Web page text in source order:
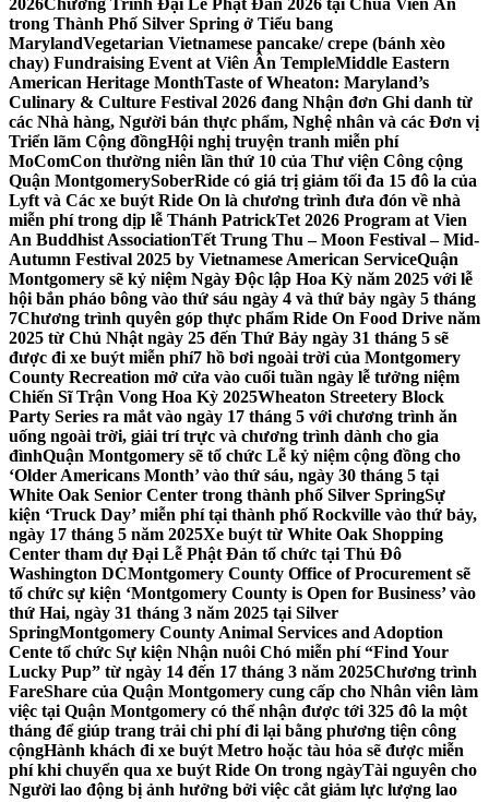
2026Chương Trình Đại Lễ Phật Đản 2026 tại Chùa Viên Ân
trong Thành Phố Silver Spring ở Tiểu bang
MarylandVegetarian Vietnamese pancake/ crepe (bánh xèo
chay) Fundraising Event at Viên Ân TempleMiddle Eastern
American Heritage MonthTaste of Wheaton: Maryland’s
Culinary & Culture Festival 2026 đang Nhận đơn Ghi danh từ
các Nhà hàng, Người bán thực phẩm, Nghệ nhân và các Đơn vị
Triển lãm Cộng đồngHội nghị truyện tranh miễn phí
MoComCon thường niên lần thứ 10 của Thư viện Công cộng
Quận MontgomerySoberRide có giá trị giảm tối đa 15 đô la của
Lyft và Các xe buýt Ride On là chương trình đưa đón về nhà
miễn phí trong dịp lễ Thánh PatrickTet 2026 Program at Vien
An Buddhist AssociationTết Trung Thu – Moon Festival – Mid-
Autumn Festival 2025 by Vietnamese American ServiceQuận
Montgomery sẽ kỷ niệm Ngày Độc lập Hoa Kỳ năm 2025 với lễ
hội bắn pháo bông vào thứ sáu ngày 4 và thứ bảy ngày 5 tháng
7Chương trình quyên góp thực phẩm Ride On Food Drive năm
2025 từ Chủ Nhật ngày 25 đến Thứ Bảy ngày 31 tháng 5 sẽ
được đi xe buýt miễn phí7 hồ bơi ngoài trời của Montgomery
County Recreation mở cửa vào cuối tuần ngày lễ tưởng niệm
Chiến Sĩ Trận Vong Hoa Kỳ 2025Wheaton Streetery Block
Party Series ra mắt vào ngày 17 tháng 5 với chương trình ăn
uống ngoài trời, giải trí trực và chương trình dành cho gia
đìnhQuận Montgomery sẽ tổ chức Lễ kỷ niệm cộng đồng cho
‘Older Americans Month’ vào thứ sáu, ngày 30 tháng 5 tại
White Oak Senior Center trong thành phố Silver SpringSự
kiện ‘Truck Day’ miễn phí tại thành phố Rockville vào thứ bảy,
ngày 17 tháng 5 năm 2025Xe buýt từ White Oak Shopping
Center tham dự Đại Lễ Phật Đản tổ chức tại Thủ Đô
Washington DCMontgomery County Office of Procurement sẽ
tổ chức sự kiện ‘Montgomery County is Open for Business’ vào
thứ Hai, ngày 31 tháng 3 năm 2025 tại Silver
SpringMontgomery County Animal Services and Adoption
Cente tổ chức Sự kiện Nhận nuôi Chó miễn phí “Find Your
Lucky Pup” từ ngày 14 đến 17 tháng 3 năm 2025Chương trình
FareShare của Quận Montgomery cung cấp cho Nhân viên làm
việc tại Quận Montgomery có thể nhận được tới 325 đô la một
tháng để giúp trang trải chi phí đi lại bằng phương tiện công
cộngHành khách đi xe buýt Metro hoặc tàu hỏa sẽ được miễn
phí khi chuyển qua xe buýt Ride On trong ngàyTài nguyên cho
Người lao động bị ảnh hưởng bởi việc cắt giảm lực lượng lao